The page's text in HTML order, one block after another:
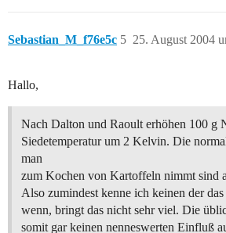
Sebastian_M_f76e5c 25. August 2004
5
Hallo,
Nach Dalton und Raoult erhöhen 100 g
Siedetemperatur um 2 Kelvin. Die
man
zum Kochen von Kartoffeln nimmt sind
Also zumindest kenne ich keinen der
wenn, bringt das nicht sehr viel. Die
somit gar keinen nenneswerten Einfluß